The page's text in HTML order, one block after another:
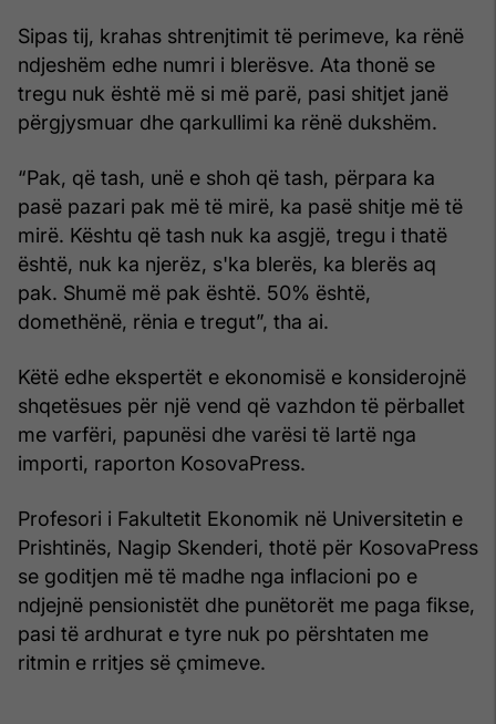
Sipas tij, krahas shtrenjtimit të perimeve, ka rënë
ndjeshëm edhe numri i blerësve. Ata thonë se
tregu nuk është më si më parë, pasi shitjet janë
përgjysmuar dhe qarkullimi ka rënë dukshëm.
“Pak, që tash, unë e shoh që tash, përpara ka
pasë pazari pak më të mirë, ka pasë shitje më të
mirë. Kështu që tash nuk ka asgjë, tregu i thatë
është, nuk ka njerëz, s'ka blerës, ka blerës aq
pak. Shumë më pak është. 50% është,
domethënë, rënia e tregut”, tha ai.
Këtë edhe ekspertët e ekonomisë e konsiderojnë
shqetësues për një vend që vazhdon të përballet
me varfëri, papunësi dhe varësi të lartë nga
importi, raporton KosovaPress.
Profesori i Fakultetit Ekonomik në Universitetin e
Prishtinës, Nagip Skenderi, thotë për KosovaPress
se goditjen më të madhe nga inflacioni po e
ndjejnë pensionistët dhe punëtorët me paga fikse,
pasi të ardhurat e tyre nuk po përshtaten me
ritmin e rritjes së çmimeve.